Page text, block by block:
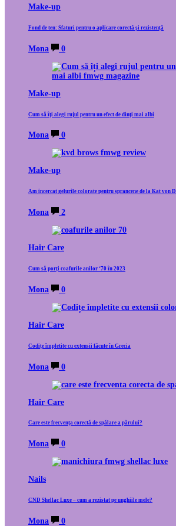
Make-up
Fond de ten: Sfaturi pentru o aplicare corectă și rezistență
Mona 0
Make-up
Cum să îți alegi rujul pentru un efect de dinți mai albi
Mona 0
Make-up
Am incercat gelurile colorate pentru sprancene de la Kat von D
Mona 2
Hair Care
Cum să porți coafurile anilor ‘70 în 2023
Mona 0
Hair Care
Codițe împletite cu extensii făcute în Grecia
Mona 0
Hair Care
Care este frecvența corectă de spălare a părului?
Mona 0
Nails
CND Shellac Luxe – cum a rezistat pe unghiile mele?
Mona 0